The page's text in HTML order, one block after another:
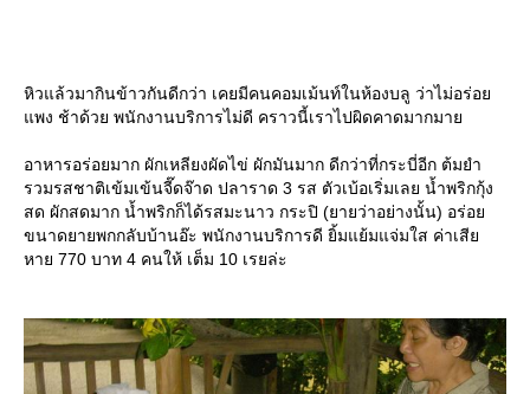
หิวแล้วมากินข้าวกันดีกว่า เคยมีคนคอมเม้นท์ในห้องบลู ว่าไม่อร่อ
พง ช้าด้วย พนักงานบริการไม่ดี คราวนี้เราไปผิดคาดมากมา
อาหารอร่อยมาก ผักเหลียงผัดไข่ ผักมันมาก ดีกว่าที่กระบี่อีก ต้มยำ
รวมรสชาติเข้มเข้นจี๊ดจ๊าด ปลาราด 3 รส ตัวเบ้อเริ่มเลย น้ำพริกกุ้ง
สด ผักสดมาก น้ำพริกก็ได้รสมะนาว กระปิ (ยายว่าอย่างนั้น) อร่อ
ขนาดยายพกกลับบ้านอ๊ะ พนักงานบริการดี ยิ้มแย้มแจ่มใส ค่าเสี
หาย 770 บาท 4 คนให้ เต็ม 10 เรยล่ะ